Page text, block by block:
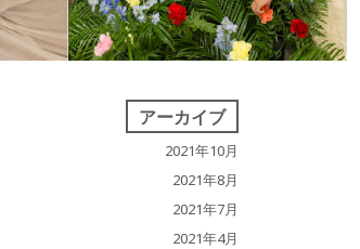
アーカイブ
2021年10月
2021年8月
2021年7月
2021年4月